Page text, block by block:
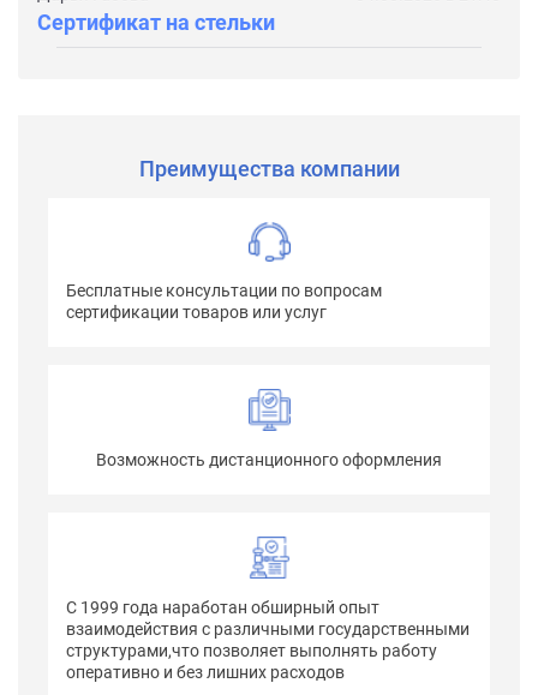
Сертификат на стельки
Преимущества компании
Бесплатные консультации по вопросам
сертификации товаров или услуг
Возможность дистанционного оформления
С 1999 года наработан обширный опыт
взаимодействия с различными государственными
структурами,что позволяет выполнять работу
оперативно и без лишних расходов